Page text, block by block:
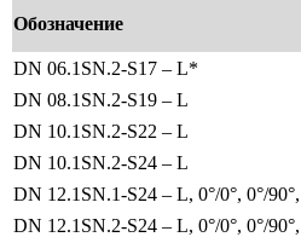
Обозначение
DN 06.1SN.2-S17 – L*
DN 08.1SN.2-S19 – L
DN 10.1SN.2-S22 – L
DN 10.1SN.2-S24 – L
DN 12.1SN.1-S24 – L, 0°/0°, 0°/
DN 12.1SN.2-S24 – L, 0°/0°, 0°/90°,